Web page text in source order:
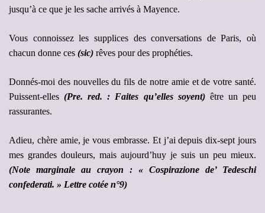
jusqu’à ce que je les sache arrivés à Mayence.
Vous connoissez les supplices des conversations de Paris, où
chacun donne ces (sic) rêves pour des prophéties.
Donnés-moi des nouvelles du fils de notre amie et de votre santé.
Puissent-elles(Pre. red. : Faites qu’elles soyent)être un peu
rassurantes.
Adieu, chère amie, je vous embrasse. Et j’ai depuis dix-sept jours
mes grandes douleurs, mais aujourd’huy je suis un peu mieux.
(Note marginale au crayon : « Cospirazione de’ Tedeschi
confederati. » Lettre cotée n°9)